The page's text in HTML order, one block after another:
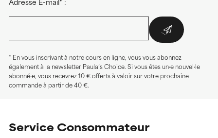
* En vous inscrivant à notre cours en ligne, vous vous abonnez
également à la newsletter Paula’s Choice. Si vous êtes un·e nouvel·le
abonné·e, vous recevrez 10 € offerts à valoir sur votre prochaine
commande à partir de 40 €.
Service Consommateur